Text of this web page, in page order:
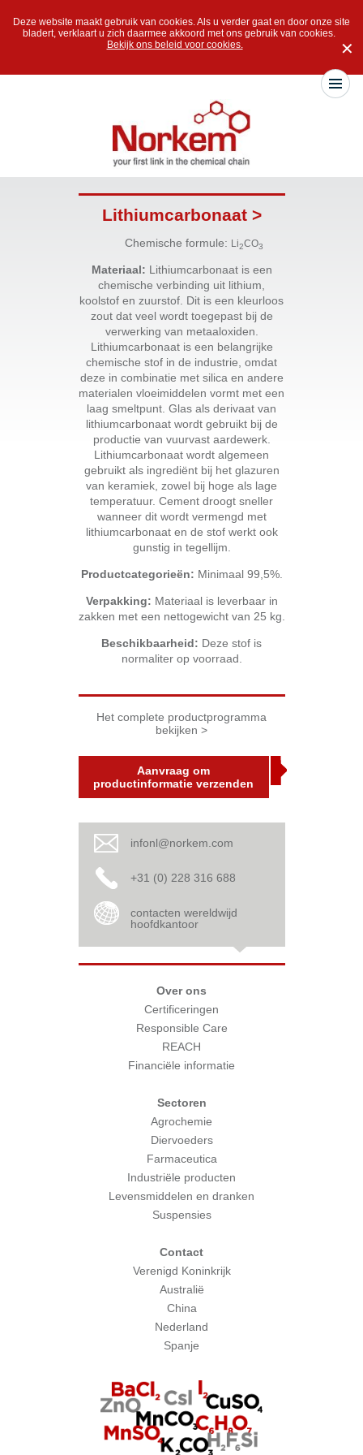
Deze website maakt gebruik van cookies. Als u verder gaat en door onze site
bladert, verklaart u zich daarmee akkoord met ons gebruik van cookies.
Bekijk ons beleid voor cookies.
✕
Lithiumcarbonaat >
Chemische formule: Li2CO3
Materiaal: Lithiumcarbonaat is een
chemische verbinding uit lithium,
koolstof en zuurstof. Dit is een kleurloos
zout dat veel wordt toegepast bij de
verwerking van metaaloxiden.
Lithiumcarbonaat is een belangrijke
chemische stof in de industrie, omdat
deze in combinatie met silica en andere
materialen vloeimiddelen vormt met een
laag smeltpunt. Glas als derivaat van
lithiumcarbonaat wordt gebruikt bij de
productie van vuurvast aardewerk.
Lithiumcarbonaat wordt algemeen
gebruikt als ingrediënt bij het glazuren
van keramiek, zowel bij hoge als lage
temperatuur. Cement droogt sneller
wanneer dit wordt vermengd met
lithiumcarbonaat en de stof werkt ook
gunstig in tegellijm.
Productcategorieën: Minimaal 99,5%.
Verpakking: Materiaal is leverbaar in
zakken met een nettogewicht van 25 kg.
Beschikbaarheid: Deze stof is
normaliter op voorraad.
Het complete productprogramma
bekijken >
Aanvraag om
productinformatie verzenden
infonl@norkem.com
+31 (0) 228 316 688
contacten wereldwijd
hoofdkantoor
Over ons
Certificeringen
Responsible Care
REACH
Financiële informatie
Sectoren
Agrochemie
Diervoeders
Farmaceutica
Industriële producten
Levensmiddelen en dranken
Suspensies
Contact
Verenigd Koninkrijk
Australië
China
Nederland
Spanje